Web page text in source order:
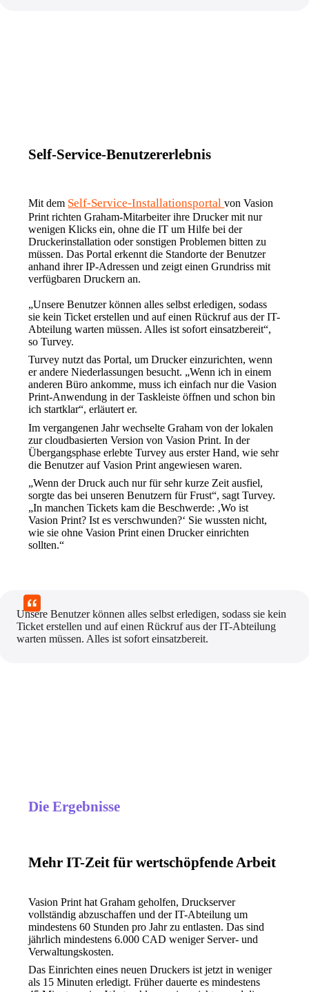
Self-Service-Benutzererlebnis
Mit dem Self-Service-Installationsportal von Vasion
Print richten Graham-Mitarbeiter ihre Drucker mit nur
wenigen Klicks ein, ohne die IT um Hilfe bei der
Druckerinstallation oder sonstigen Problemen bitten zu
müssen. Das Portal erkennt die Standorte der Benutzer
anhand ihrer IP-Adressen und zeigt einen Grundriss mit
verfügbaren Druckern an.
„Unsere Benutzer können alles selbst erledigen, sodass
sie kein Ticket erstellen und auf einen Rückruf aus der IT-
Abteilung warten müssen. Alles ist sofort einsatzbereit“,
so Turvey.
Turvey nutzt das Portal, um Drucker einzurichten, wenn
er andere Niederlassungen besucht. „Wenn ich in einem
anderen Büro ankomme, muss ich einfach nur die Vasion
Print-Anwendung in der Taskleiste öffnen und schon bin
ich startklar“, erläutert er.
Im vergangenen Jahr wechselte Graham von der lokalen
zur cloudbasierten Version von Vasion Print. In der
Übergangsphase erlebte Turvey aus erster Hand, wie sehr
die Benutzer auf Vasion Print angewiesen waren.
„Wenn der Druck auch nur für sehr kurze Zeit ausfiel,
sorgte das bei unseren Benutzern für Frust“, sagt Turvey.
„In manchen Tickets kam die Beschwerde: ‚Wo ist
Vasion Print? Ist es verschwunden?‘ Sie wussten nicht,
wie sie ohne Vasion Print einen Drucker einrichten
sollten.“
Unsere Benutzer können alles selbst erledigen, sodass sie kein
Ticket erstellen und auf einen Rückruf aus der IT-Abteilung
warten müssen. Alles ist sofort einsatzbereit.
Die Ergebnisse
Mehr IT-Zeit für wertschöpfende Arbeit
Vasion Print hat Graham geholfen, Druckserver
vollständig abzuschaffen und der IT-Abteilung um
mindestens 60 Stunden pro Jahr zu entlasten. Das sind
jährlich mindestens 6.000 CAD weniger Server- und
Verwaltungskosten.
Das Einrichten eines neuen Druckers ist jetzt in weniger
als 15 Minuten erledigt. Früher dauerte es mindestens